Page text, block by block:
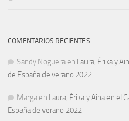
COMENTARIOS RECIENTES
Sandy Noguera en Laura, Érika y
de España de verano 2022
Marga en Laura, Érika y Aina en el
España de verano 2022